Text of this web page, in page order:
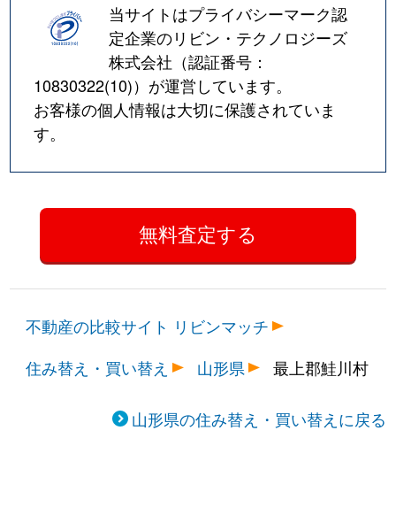
当サイトはプライバシーマーク認
定企業のリビン・テクノロジーズ
株式会社（認証番号：
10830322(10)）が運営しています。
お客様の個人情報は大切に保護されていま
す。
不動産の比較サイト リビンマッチ
住み替え・買い替え
山形県 最上郡鮭川村
山形県の住み替え・買い替えに戻る